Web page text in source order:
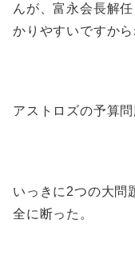
んが、富永会長解
かりやすいですから
アストロズの予算
いっきに2つの大問
全に断った。